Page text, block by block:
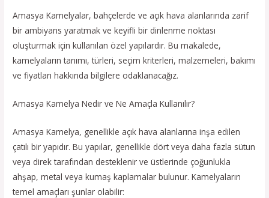
Amasya Kamelyalar, bahçelerde ve açık hava alanlarında zarif
bir ambiyans yaratmak ve keyifli bir dinlenme noktası
oluşturmak için kullanılan özel yapılardır. Bu makalede,
kamelyaların tanımı, türleri, seçim kriterleri, malzemeleri, bakımı
ve fiyatları hakkında bilgilere odaklanacağız.
Amasya Kamelya Nedir ve Ne Amaçla Kullanılır?
Amasya Kamelya, genellikle açık hava alanlarına inşa edilen
çatılı bir yapıdır. Bu yapılar, genellikle dört veya daha fazla sütun
veya direk tarafından desteklenir ve üstlerinde çoğunlukla
ahşap, metal veya kumaş kaplamalar bulunur. Kamelyaların
temel amaçları şunlar olabilir: